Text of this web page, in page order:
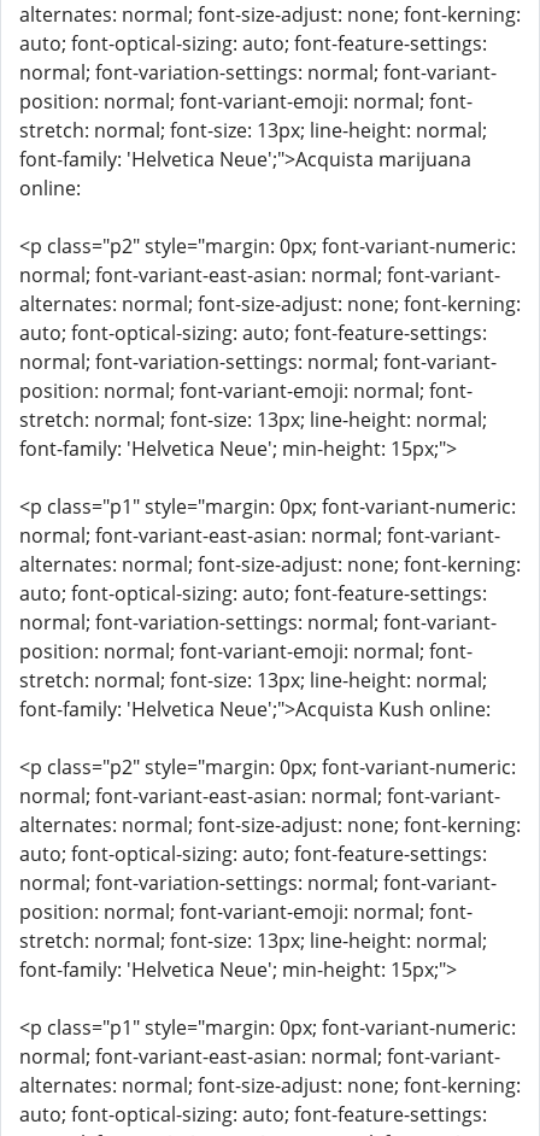
alternates: normal; font-size-adjust: none; font-kerning:
auto; font-optical-sizing: auto; font-feature-settings:
normal; font-variation-settings: normal; font-variant-
position: normal; font-variant-emoji: normal; font-
stretch: normal; font-size: 13px; line-height: normal;
font-family: 'Helvetica Neue';">Acquista marijuana
online:
<p class="p2" style="margin: 0px; font-variant-numeric:
normal; font-variant-east-asian: normal; font-variant-
alternates: normal; font-size-adjust: none; font-kerning:
auto; font-optical-sizing: auto; font-feature-settings:
normal; font-variation-settings: normal; font-variant-
position: normal; font-variant-emoji: normal; font-
stretch: normal; font-size: 13px; line-height: normal;
font-family: 'Helvetica Neue'; min-height: 15px;">
<p class="p1" style="margin: 0px; font-variant-numeric:
normal; font-variant-east-asian: normal; font-variant-
alternates: normal; font-size-adjust: none; font-kerning:
auto; font-optical-sizing: auto; font-feature-settings:
normal; font-variation-settings: normal; font-variant-
position: normal; font-variant-emoji: normal; font-
stretch: normal; font-size: 13px; line-height: normal;
font-family: 'Helvetica Neue';">Acquista Kush online:
<p class="p2" style="margin: 0px; font-variant-numeric:
normal; font-variant-east-asian: normal; font-variant-
alternates: normal; font-size-adjust: none; font-kerning:
auto; font-optical-sizing: auto; font-feature-settings:
normal; font-variation-settings: normal; font-variant-
position: normal; font-variant-emoji: normal; font-
stretch: normal; font-size: 13px; line-height: normal;
font-family: 'Helvetica Neue'; min-height: 15px;">
<p class="p1" style="margin: 0px; font-variant-numeric:
normal; font-variant-east-asian: normal; font-variant-
alternates: normal; font-size-adjust: none; font-kerning:
auto; font-optical-sizing: auto; font-feature-settings: